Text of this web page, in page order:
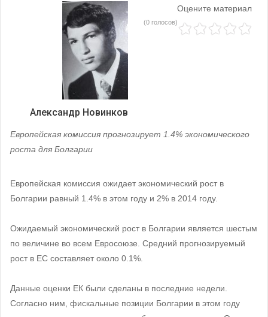
Александр Новинков
Оцените материал
(0 голосов)
Европейская комиссия прогнозирует 1.4% экономического
роста для Болгарии
Европейская комиссия ожидает экономический рост в
Болгарии равный 1.4% в этом году и 2% в 2014 году.
Ожидаемый экономический рост в Болгарии является шестым
по величине во всем Евросоюзе. Средний прогнозируемый
рост в ЕС составляет около 0.1%.
Данные оценки ЕК были сделаны в последние недели.
Согласно ним, фискальные позиции Болгарии в этом году